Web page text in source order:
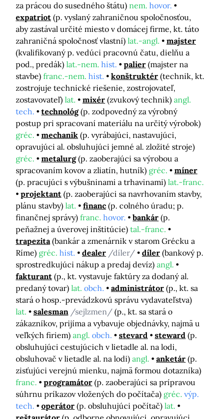
za prácou do susedného štátu) nem. hovor.
expatriot (p. vyslaný zahraničnou spoločnosťou,
aby zastával určité miesto v domácej firme, kt. táto
zahraničná spoločnosť vlastní) lat.-angl.
majster
(kvalifikovaný p. vedúci pracovnú čatu, dielňu a
pod., predák) lat.-nem. hist. palier (majster na
stavbe) franc.-nem. hist. konštruktér (technik, kt.
zostrojuje technické riešenie, zostrojovateľ,
zostavovateľ) lat. mixér (zvukový technik) angl.
tech.
technológ (p. zodpovedný za výrobný
postup pri spracovaní materiálu na určitý výrobok)
gréc.
mechanik (p. vyrábajúci, nastavujúci,
opravujúci al. obsluhujúci jemné al. zložité stroje)
gréc.
metalurg (p. zaoberajúci sa výrobou a
spracovaním kovov a zliatín, hutník) gréc.
míner
(p. pracujúci s výbušninami a trhavinami) lat.-franc.
projektant (p. zaoberajúci sa navrhovaním stavby,
plánu stavby) lat. financ (p. colného úradu; p.
finančnej správy) franc. hovor. bankár (p.
peňažnej a úverovej inštitúcie) tal.-franc.
trapezita (bankár a zmenárnik v starom Grécku a
Ríme) gréc. hist. dealer /díler/ díler (bankový p.
sprostredkujúci nákup a predaj devíz) angl.
fakturant (p., kt. vystavuje faktúry za dodaný al.
predaný tovar) lat. obch. administrátor (p., kt. sa
stará o hosp.-prevádzkovú správu vydavateľstva)
lat.
salesman /sejlzmen/ (p., kt. sa stará o
zákazníkov, prijíma a vybavuje objednávky, najmä u
veľkých firiem) angl. obch. stevard steward (p.
obsluhujúci cestujúcich v lietadle al. na lodi,
obsluhovač v lietadle al. na lodi) angl. anketár (p.
zisťujúci verejnú mienku, najmä formou dotazníka)
franc.
programátor (p. zaoberajúci sa prípravou
súhrnu príkazov vložených do počítača) gréc. výp.
tech.
operátor (p. obsluhujúci počítač) lat.